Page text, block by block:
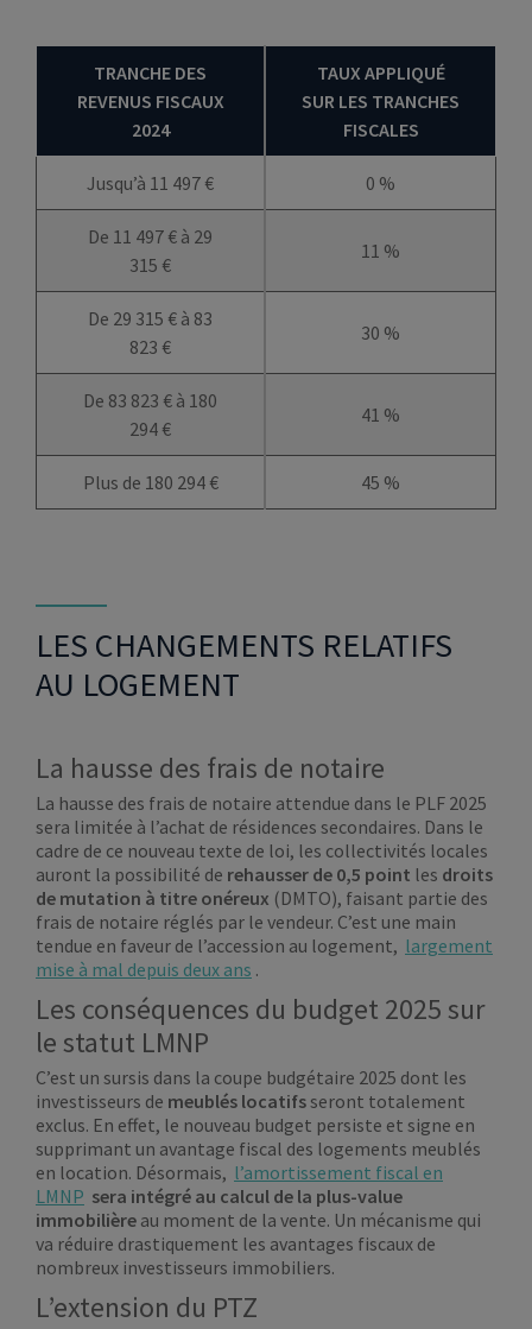
TRANCHE DES
REVENUS FISCAUX
2024
TAUX APPLIQUÉ
SUR LES TRANCHES
FISCALES
Jusqu’à 11 497 € 0 %
De 11 497 € à 29
315 €
11 %
De 29 315 € à 83
823 €
30 %
De 83 823 € à 180
294 €
41 %
Plus de 180 294 € 45 %
LES CHANGEMENTS RELATIFS
AU LOGEMENT
La hausse des frais de notaire
La hausse des frais de notaire attendue dans le PLF 2025
sera limitée à l’achat de résidences secondaires. Dans le
cadre de ce nouveau texte de loi, les collectivités locales
auront la possibilité de rehausser de 0,5 point les droits
de mutation à titre onéreux (DMTO), faisant partie des
frais de notaire réglés par le vendeur. C’est une main
tendue en faveur de l’accession au logement, largement
mise à mal depuis deux ans .
Les conséquences du budget 2025 sur
le statut LMNP
C’est un sursis dans la coupe budgétaire 2025 dont les
investisseurs de meublés locatifsseront totalement
exclus. En effet, le nouveau budget persiste et signe en
supprimant un avantage fiscal des logements meublés
en location. Désormais, l’amortissement fiscal en
LMNP sera intégré au calcul de la plus-value
immobilière au moment de la vente. Un mécanisme qui
va réduire drastiquement les avantages fiscaux de
nombreux investisseurs immobiliers.
L’extension du PTZ